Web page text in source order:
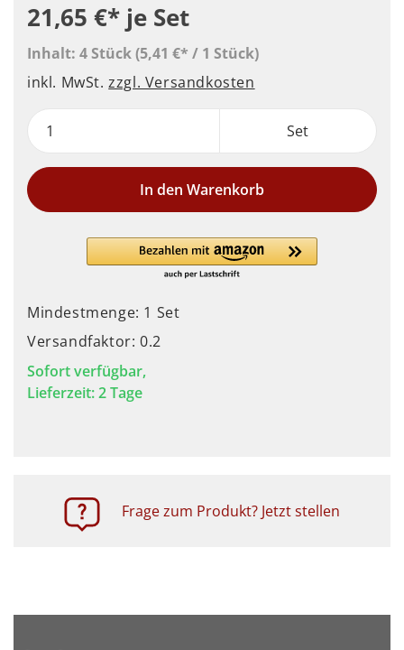
21,65 €* je Set
Inhalt: 4 Stück(5,41 €* / 1 Stück)
inkl. MwSt.zzgl. Versandkosten
Set
In den Warenkorb
Mindestmenge: 1 Set
Versandfaktor: 0.2
Sofort verfügbar,
Lieferzeit: 2 Tage
Frage zum Produkt? Jetzt stellen